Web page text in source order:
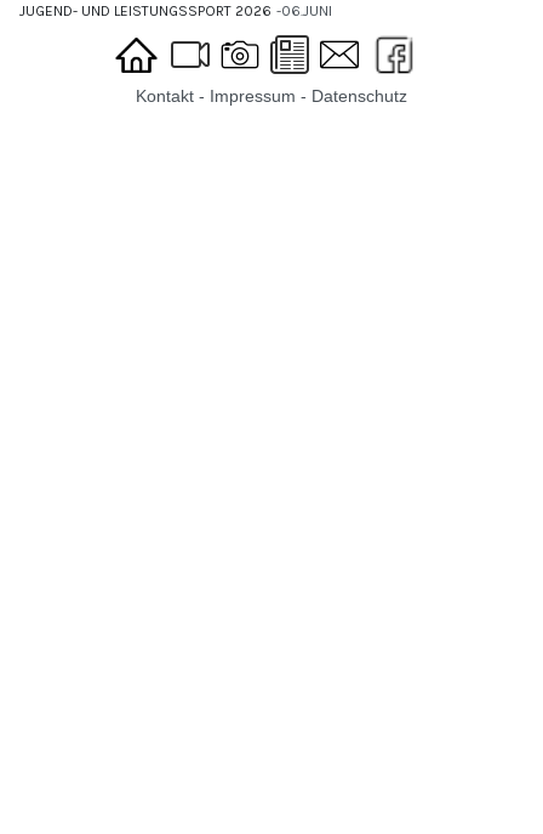
JUGEND- UND LEISTUNGSSPORT 2026 06.JUNI
Kontakt - Impressum - Datenschutz